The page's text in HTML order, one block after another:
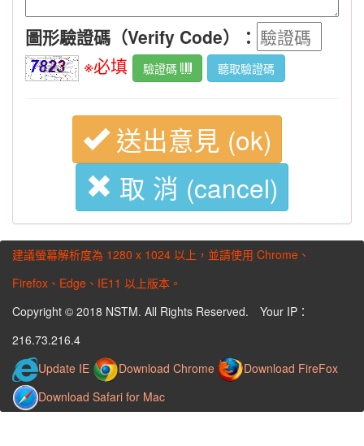
圖形驗證碼（Verify Code）：
※必填
驗證碼 聽取驗證碼
送出意見 (ok)
取 消 (cancel)
建議螢幕解析度為 1280 x 1024 以上，並請使用 Chrome、
Firefox、Edge、IE11 以上版本。
Copyright © 2018 NSTM. All Rights Reserved. Your IP：
216.73.216.4
Update IE
Download Chrome
Download FireFox
Download Safari for Mac